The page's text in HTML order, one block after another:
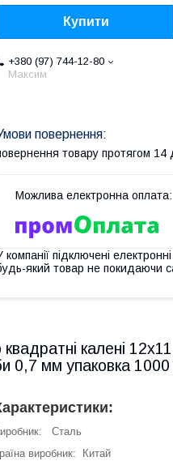
Купити
+380 (97) 744-12-80
Максим
товару протягом 14
компанії підключені
який товар не покидаючи
калені
0,7 мм упаковка
Сталь
виробник: Китай